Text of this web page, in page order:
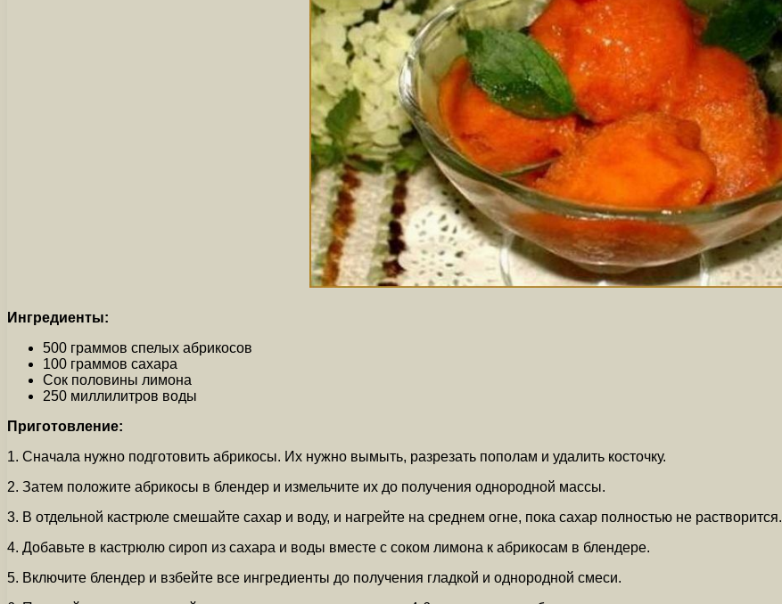
Ингредиенты:
500 граммов спелых абрикосов
100 граммов сахара
Сок половины лимона
250 миллилитров воды
Приготовление:
1. Сначала нужно подготовить абрикосы. Их нужно вымыть, разрезать пополам и удалить косточку.
2. Затем положите абрикосы в блендер и измельчите их до получения однородной массы.
3. В отдельной кастрюле смешайте сахар и воду, и нагрейте на среднем огне, пока сахар полностью не растворится.
4. Добавьте в кастрюлю сироп из сахара и воды вместе с соком лимона к абрикосам в блендере.
5. Включите блендер и взбейте все ингредиенты до получения гладкой и однородной смеси.